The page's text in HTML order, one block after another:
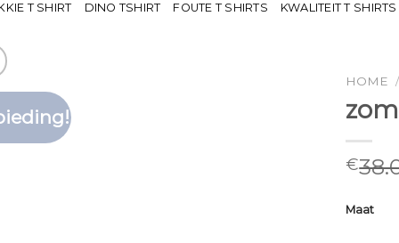
T SHIRT DINO TSHIRT FOUTE T SHIRTS KWALITEIT T SHIRTS
HOME
€
Maat